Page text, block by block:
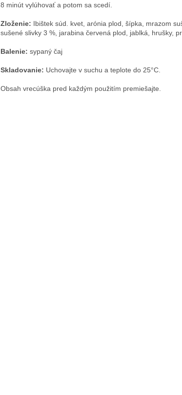
8 minút vylúhovať a potom sa scedí.
Zloženie: Ibištek súd. kvet, arónia plod, šípka, mrazom
sušené slivky 3 %, jarabina červená plod, jablká, hrušky,
Balenie: sypaný čaj
Skladovanie: Uchovajte v suchu a teplote do 25°C.
Obsah vrecúška pred každým použitím premiešajte.